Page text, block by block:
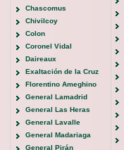
Chascomus
Chivilcoy
Colon
Coronel Vidal
Daireaux
Exaltación de la Cruz
Florentino Ameghino
General Lamadrid
General Las Heras
General Lavalle
General Madariaga
General Pirán